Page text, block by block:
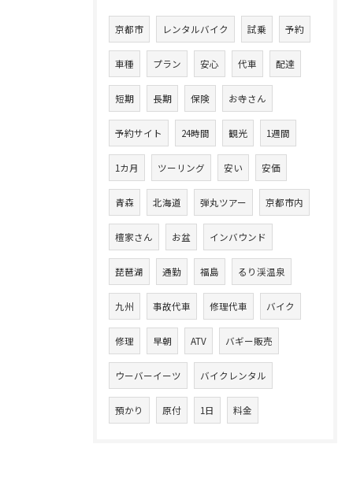
京都市 レンタルバイク 試乗 予約
車種 プラン 安心 代車 配達
短期 長期 保険 お寺さん
予約サイト 24時間 観光 1週間
1カ月 ツーリング 安い 安価
青森 北海道 弾丸ツアー 京都市内
檀家さん お盆 インバウンド
琵琶湖 通勤 福島 るり渓温泉
九州 事故代車 修理代車 バイク
修理 早朝 ATV バギー販売
ウーバーイーツ バイクレンタル
預かり 原付 1日 料金